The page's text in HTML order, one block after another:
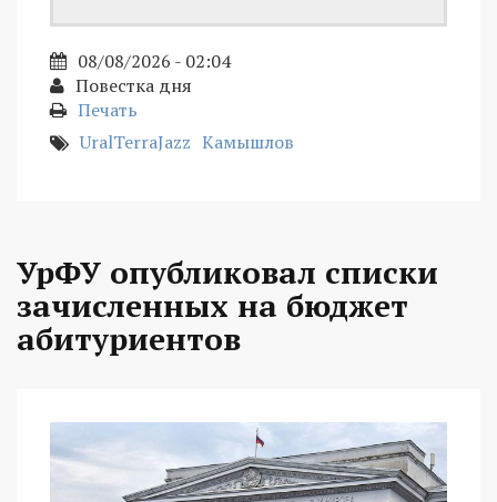
08/08/2026 - 02:04
Повестка дня
Печать
UralTerraJazz Камышлов
УрФУ опубликовал списки
зачисленных на бюджет
абитуриентов